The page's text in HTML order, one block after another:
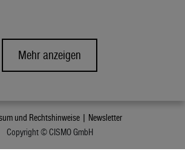
Mehr anzeigen
und Rechtshinweise | Newsletter
Copyright © CISMO GmbH